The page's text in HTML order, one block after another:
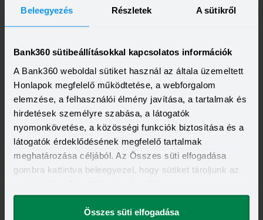
Beleegyezés Részletek A sütikről
Bank360 sütibeállításokkal kapcsolatos információk
A Bank360 weboldal sütiket használ az általa üzemeltett
Honlapok megfelelő működtetése, a webforgalom
elemzése, a felhasználói élmény javítása, a tartalmak és
hirdetések személyre szabása, a látogatók
nyomonkövetése, a közösségi funkciók biztosítása és a
látogatók érdeklődésének megfelelő tartalmak
meghatározása céljából. Az Összes süti elfogadása
gombra kattintva beleegyezel, hogy sütiket tároljunk az
megváltoztathatod.
Összes süti elfogadása
Kapcsolódó cikkek